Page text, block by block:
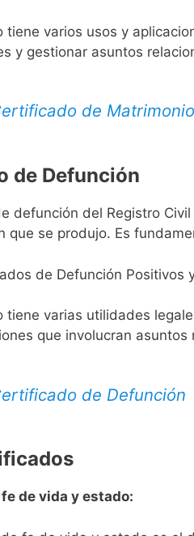
tiene varios usos y
y gestionar asuntos
de Matrimonio
de Defunción
defunción del Registro
que se produjo. Es
de Defunción
tiene varias utilidades
que involucran
de Defunción
de vida y estado: